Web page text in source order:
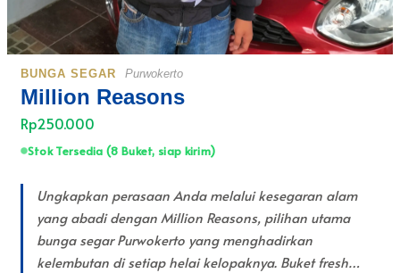
BUNGA SEGAR
Million Reasons
Purwokerto
Rp250.000
Stok Tersedia (8 Buket, siap kirim)
Ungkapkan perasaan Anda melalui kesegaran alam
yang abadi dengan Million Reasons, pilihan utama
bunga segar Purwokerto yang menghadirkan
kelembutan di setiap helai kelopaknya. Buket fresh